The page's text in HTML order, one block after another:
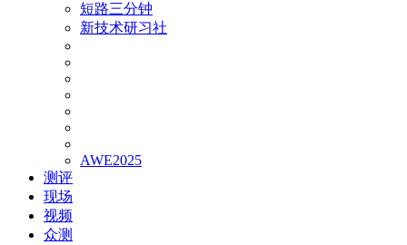
短路三分钟
新技术研习社
AWE2025
测评
现场
视频
众测